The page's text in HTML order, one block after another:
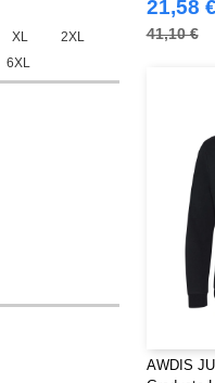
XL
2XL
6XL
21,58 €
41,10 €
AWDIS